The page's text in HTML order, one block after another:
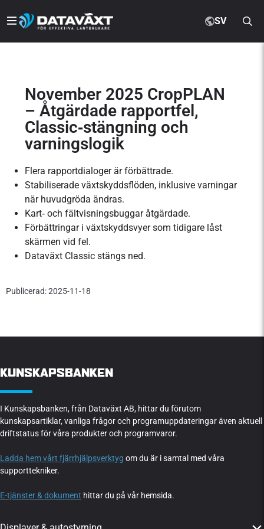
SV
November 2025 CropPLAN
– Åtgärdade rapportfel,
Classic‑stängning och
varningslogik
Flera rapportdialoger är förbättrade.
Stabiliserade växtskyddsflöden, inklusive varningar
när huvudgröda ändras.
Kart‑ och fältvisningsbuggar åtgärdade.
Förbättringar i växtskyddsvyer som tidigare låst
skärmen vid fel.
Dataväxt Classic stängs ned.
Publicerad: 2025-11-18
KUNSKAPSBANKEN
I Kunskapsbanken, från Dataväxt AB, hittar du förutom
kunskapsartiklar, vanliga frågor och programuppdateringar även aktuell
driftstatus för våra produkter och programvaror.
Ladda hem vårt fjärrhjälpsverktyg om du är i samtal med våra
supporttekniker.
E-tjänster & dokument hittar du på vår hemsida.